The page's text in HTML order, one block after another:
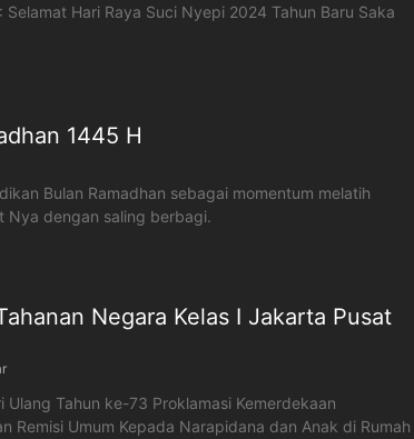
Hari Raya Suci Nyepi 2024 Tahun Baru Saka
1445 H
Bulan Ramadhan sebagai momentum melatih
Nya dengan saling berbagi.
Negara Kelas I Jakarta Pusat
Tahun ke-73 Proklamasi Kemerdekaan
Remisi Umum Kepada Narapidana dan Anak di Rumah